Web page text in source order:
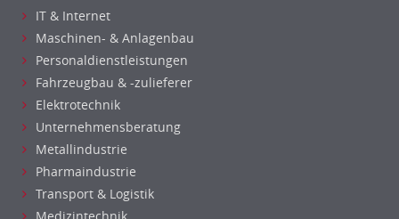
Produktionslogistik
Einkauf, Materialwirtschaft & Logistik Prozessmanagement
Supply-Chain-Management
Anlagenbuchhaltung
Controlling
Debitorenbuchhaltung
Finanzbuchhaltung, Bilanzbuchhaltung
Gehaltsbuchhaltung, Lohnbuchhaltung
Konzernbuchhaltung
IT & Internet
Maschinen- & Anlagenbau
Personaldienstleistungen
Fahrzeugbau & -zulieferer
Elektrotechnik
Unternehmensberatung
Metallindustrie
Pharmaindustrie
Transport & Logistik
Medizintechnik